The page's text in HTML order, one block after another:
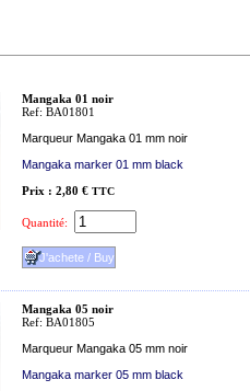
Mangaka 01 noir
Ref: BA01801
Marqueur Mangaka 01 mm noir
Mangaka marker 01 mm black
Prix : 2,80 € TTC
Quantité:
Mangaka 05 noir
Ref: BA01805
Marqueur Mangaka 05 mm noir
Mangaka marker 05 mm black